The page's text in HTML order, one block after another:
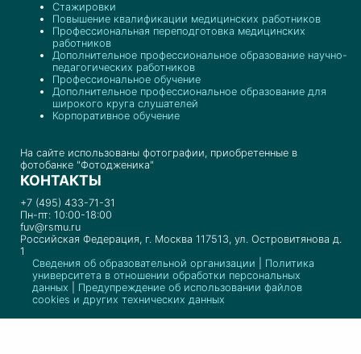
Стажировки
Повышение квалификации медицинских работников
Профессиональная переподготовка медицинских
работников
Дополнительное профессиональное образование научно-
педагогических работников
Профессиональное обучение
Дополнительное профессиональное образование для
широкого круга слушателей
Корпоративное обучение
На сайте использованы фотографии, приобретенные в
фотобанке "Фотодженика"
КОНТАКТЫ
+7 (495) 433-71-31
Пн-пт: 10:00-18:00
fuv@rsmu.ru
Российская Федерация, г. Москва 117513, ул. Островитянова д.
1
Сведения об образовательной организации
Политика
университета в отношении обработки персональных
данных
Предупреждение об использовании файлов
cookies и других технических данных